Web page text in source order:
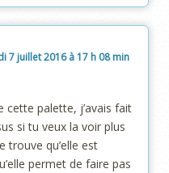
7 juillet 2016 à 17 h 08 min
cette palette, j’avais fait
si tu veux la voir plus
trouve qu’elle est
permet de faire pas